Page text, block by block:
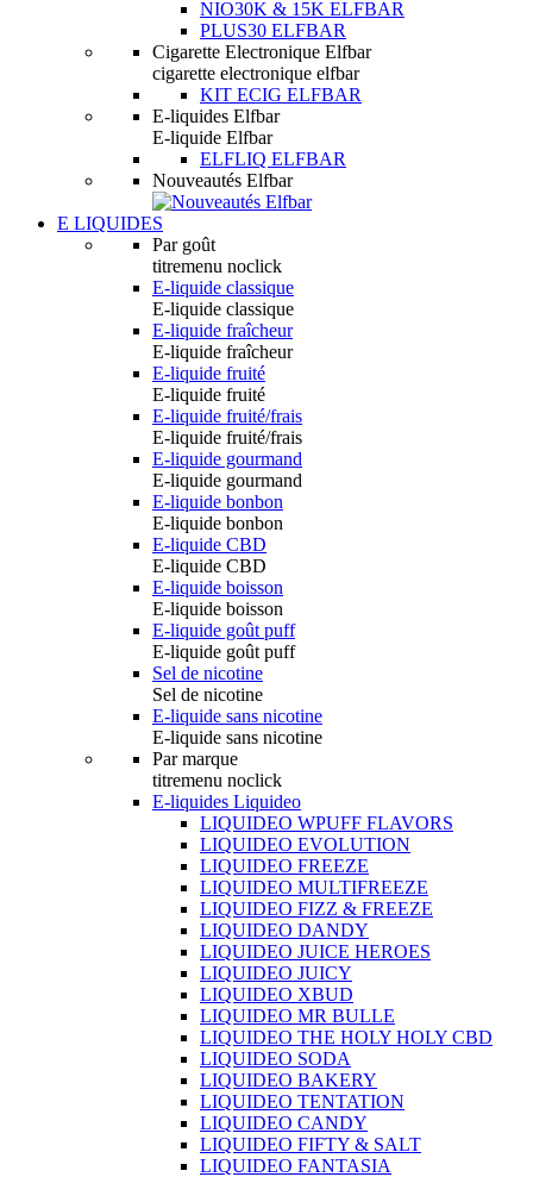
NIO30K & 15K ELFBAR
PLUS30 ELFBAR
Cigarette Electronique Elfbar
cigarette electronique elfbar
KIT ECIG ELFBAR
E-liquides Elfbar
E-liquide Elfbar
ELFLIQ ELFBAR
Nouveautés Elfbar
E LIQUIDES
Par goût
titremenu noclick
E-liquide classique
E-liquide classique
E-liquide fraîcheur
E-liquide fraîcheur
E-liquide fruité
E-liquide fruité
E-liquide fruité/frais
E-liquide fruité/frais
E-liquide gourmand
E-liquide gourmand
E-liquide bonbon
E-liquide bonbon
E-liquide CBD
E-liquide CBD
E-liquide boisson
E-liquide boisson
E-liquide goût puff
E-liquide goût puff
Sel de nicotine
Sel de nicotine
E-liquide sans nicotine
E-liquide sans nicotine
Par marque
titremenu noclick
E-liquides Liquideo
LIQUIDEO WPUFF FLAVORS
LIQUIDEO EVOLUTION
LIQUIDEO FREEZE
LIQUIDEO MULTIFREEZE
LIQUIDEO FIZZ & FREEZE
LIQUIDEO DANDY
LIQUIDEO JUICE HEROES
LIQUIDEO JUICY
LIQUIDEO XBUD
LIQUIDEO MR BULLE
LIQUIDEO THE HOLY HOLY CBD
LIQUIDEO SODA
LIQUIDEO BAKERY
LIQUIDEO TENTATION
LIQUIDEO CANDY
LIQUIDEO FIFTY & SALT
LIQUIDEO FANTASIA